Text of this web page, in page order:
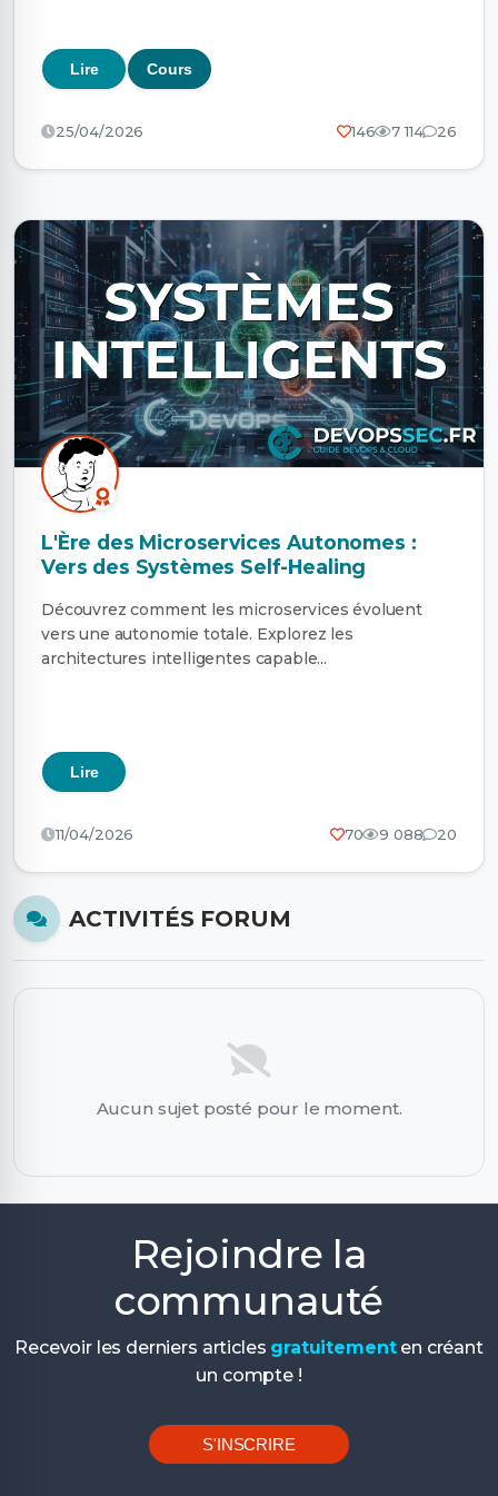
Lire Cours
25/04/2026 146 7 114 26
L'Ère des Microservices Autonomes :
Vers des Systèmes Self-Healing
Découvrez comment les microservices évoluent
vers une autonomie totale. Explorez les
architectures intelligentes capable...
Lire
11/04/2026 70 9 088 20
ACTIVITÉS FORUM
Aucun sujet posté pour le moment.
Rejoindre la
communauté
Recevoir les derniers articles gratuitementen créant
un compte !
S'INSCRIRE